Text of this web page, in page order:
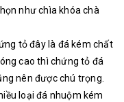
như chìa khóa chà
tỏ đây là đá kém chất
cao thì chứng tỏ đá
nên được chú trọng.
loại đá nhuộm kém